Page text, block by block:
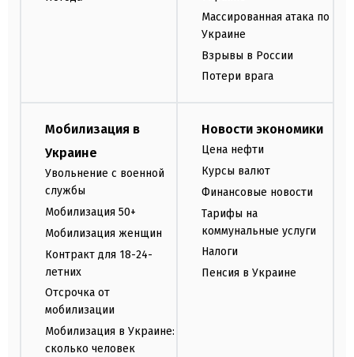
Массированная атака по
Украине
Взрывы в России
Потери врага
Мобилизация в
Украине
Увольнение с военной
службы
Мобилизация 50+
Мобилизация женщин
Контракт для 18-24-
летних
Отсрочка от
мобилизации
Мобилизация в Украине:
сколько человек
Новости экономики
Цена нефти
Курсы валют
Финансовые новости
Тарифы на
коммунальные услуги
Налоги
Пенсия в Украине